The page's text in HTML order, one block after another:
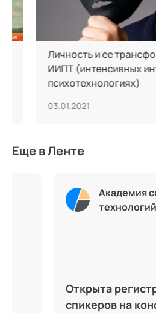
Личность и ее
ИИПТ (интенсивных
психотехнологиях)
03.01.2021
Еще в Ленте
Академия
технологий
Открыта регистрация
спикеров на